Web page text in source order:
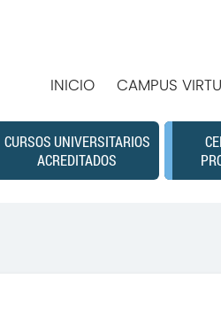
INICIO CAMPUS
CURSOS UNIVERSITARIOS
ACREDITADOS